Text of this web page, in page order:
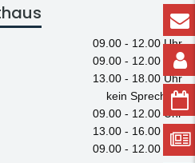
09.00 - 12.00 Uhr
09.00 - 12.00 Uhr
13.00 - 18.00 Uhr
kein Sprechtag
09.00 - 12.00 Uhr
13.00 - 16.00 Uhr
09.00 - 12.00 Uhr